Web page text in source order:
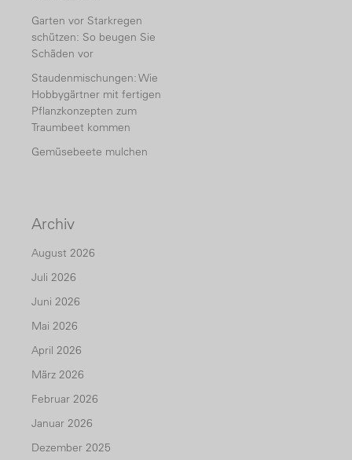
Garten vor Starkregen
schützen: So beugen Sie
Schäden vor
Staudenmischungen: Wie
Hobbygärtner mit fertigen
Pflanzkonzepten zum
Traumbeet kommen
Gemüsebeete mulchen
Archiv
August 2026
Juli 2026
Juni 2026
Mai 2026
April 2026
März 2026
Februar 2026
Januar 2026
Dezember 2025